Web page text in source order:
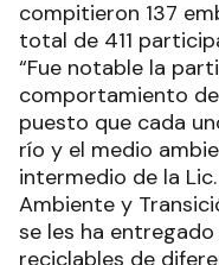
compitieron 137
total de 411
“Fue notable la
comportamiento
puesto que cada
río y el medio
intermedio de la
Ambiente y
se les ha
reciclables de